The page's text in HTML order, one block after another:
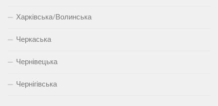
Харківська/Волинська
Черкаська
Чернівецька
Чернігівська